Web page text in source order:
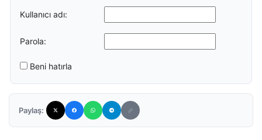
Kullanıcı adı:
Parola:
Beni hatırla
Paylaş: